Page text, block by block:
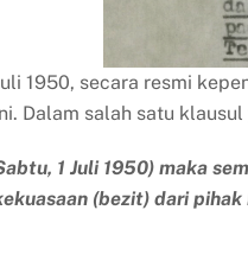
1950, secara resmi
Dalam salah satu
1 Juli 1950) maka
(bezit) dari